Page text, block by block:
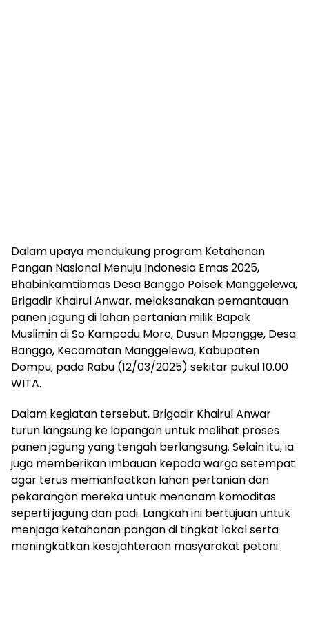
Dalam upaya mendukung program Ketahanan
Pangan Nasional Menuju Indonesia Emas 2025,
Bhabinkamtibmas Desa Banggo Polsek Manggelewa,
Brigadir Khairul Anwar, melaksanakan pemantauan
panen jagung di lahan pertanian milik Bapak
Muslimin di So Kampodu Moro, Dusun Mpongge, Desa
Banggo, Kecamatan Manggelewa, Kabupaten
Dompu, pada Rabu (12/03/2025) sekitar pukul 10.00
WITA.
Dalam kegiatan tersebut, Brigadir Khairul Anwar
turun langsung ke lapangan untuk melihat proses
panen jagung yang tengah berlangsung. Selain itu, ia
juga memberikan imbauan kepada warga setempat
agar terus memanfaatkan lahan pertanian dan
pekarangan mereka untuk menanam komoditas
seperti jagung dan padi. Langkah ini bertujuan untuk
menjaga ketahanan pangan di tingkat lokal serta
meningkatkan kesejahteraan masyarakat petani.